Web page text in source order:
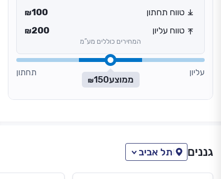
טווח תחתון
₪100
טווח עליון
₪200
המחירים כוללים מע”מ
עליון
ממוצע ₪150
תחתון
גננים תל אביב